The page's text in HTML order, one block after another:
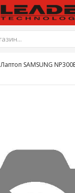
Лаптоп SAMSUNG